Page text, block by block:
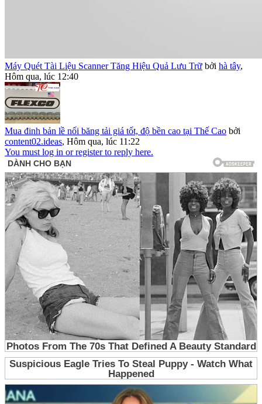
Máy Quét Tài Liệu Scanner Tăng Hiệu Quả Lưu Trữ bởi hà tây,
Hôm qua, lúc 12:40
Mua đinh bản lề nối băng tải giá tốt, độ bền cao tại Thế Cao bởi
content02.ideas, Hôm qua, lúc 11:22
You must log in or register to reply here.